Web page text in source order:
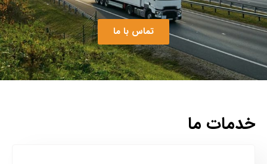
تماس با ما
خدمات ما